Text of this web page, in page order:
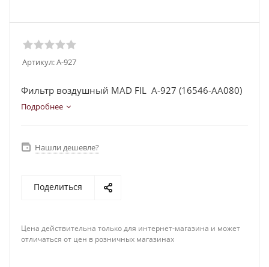
Артикул:A-927
Фильтр воздушный MAD FIL A-927 (16546-AA080)
Подробнее
Нашли дешевле?
Поделиться
Цена действительна только для интернет-магазина и может
отличаться от цен в розничных магазинах